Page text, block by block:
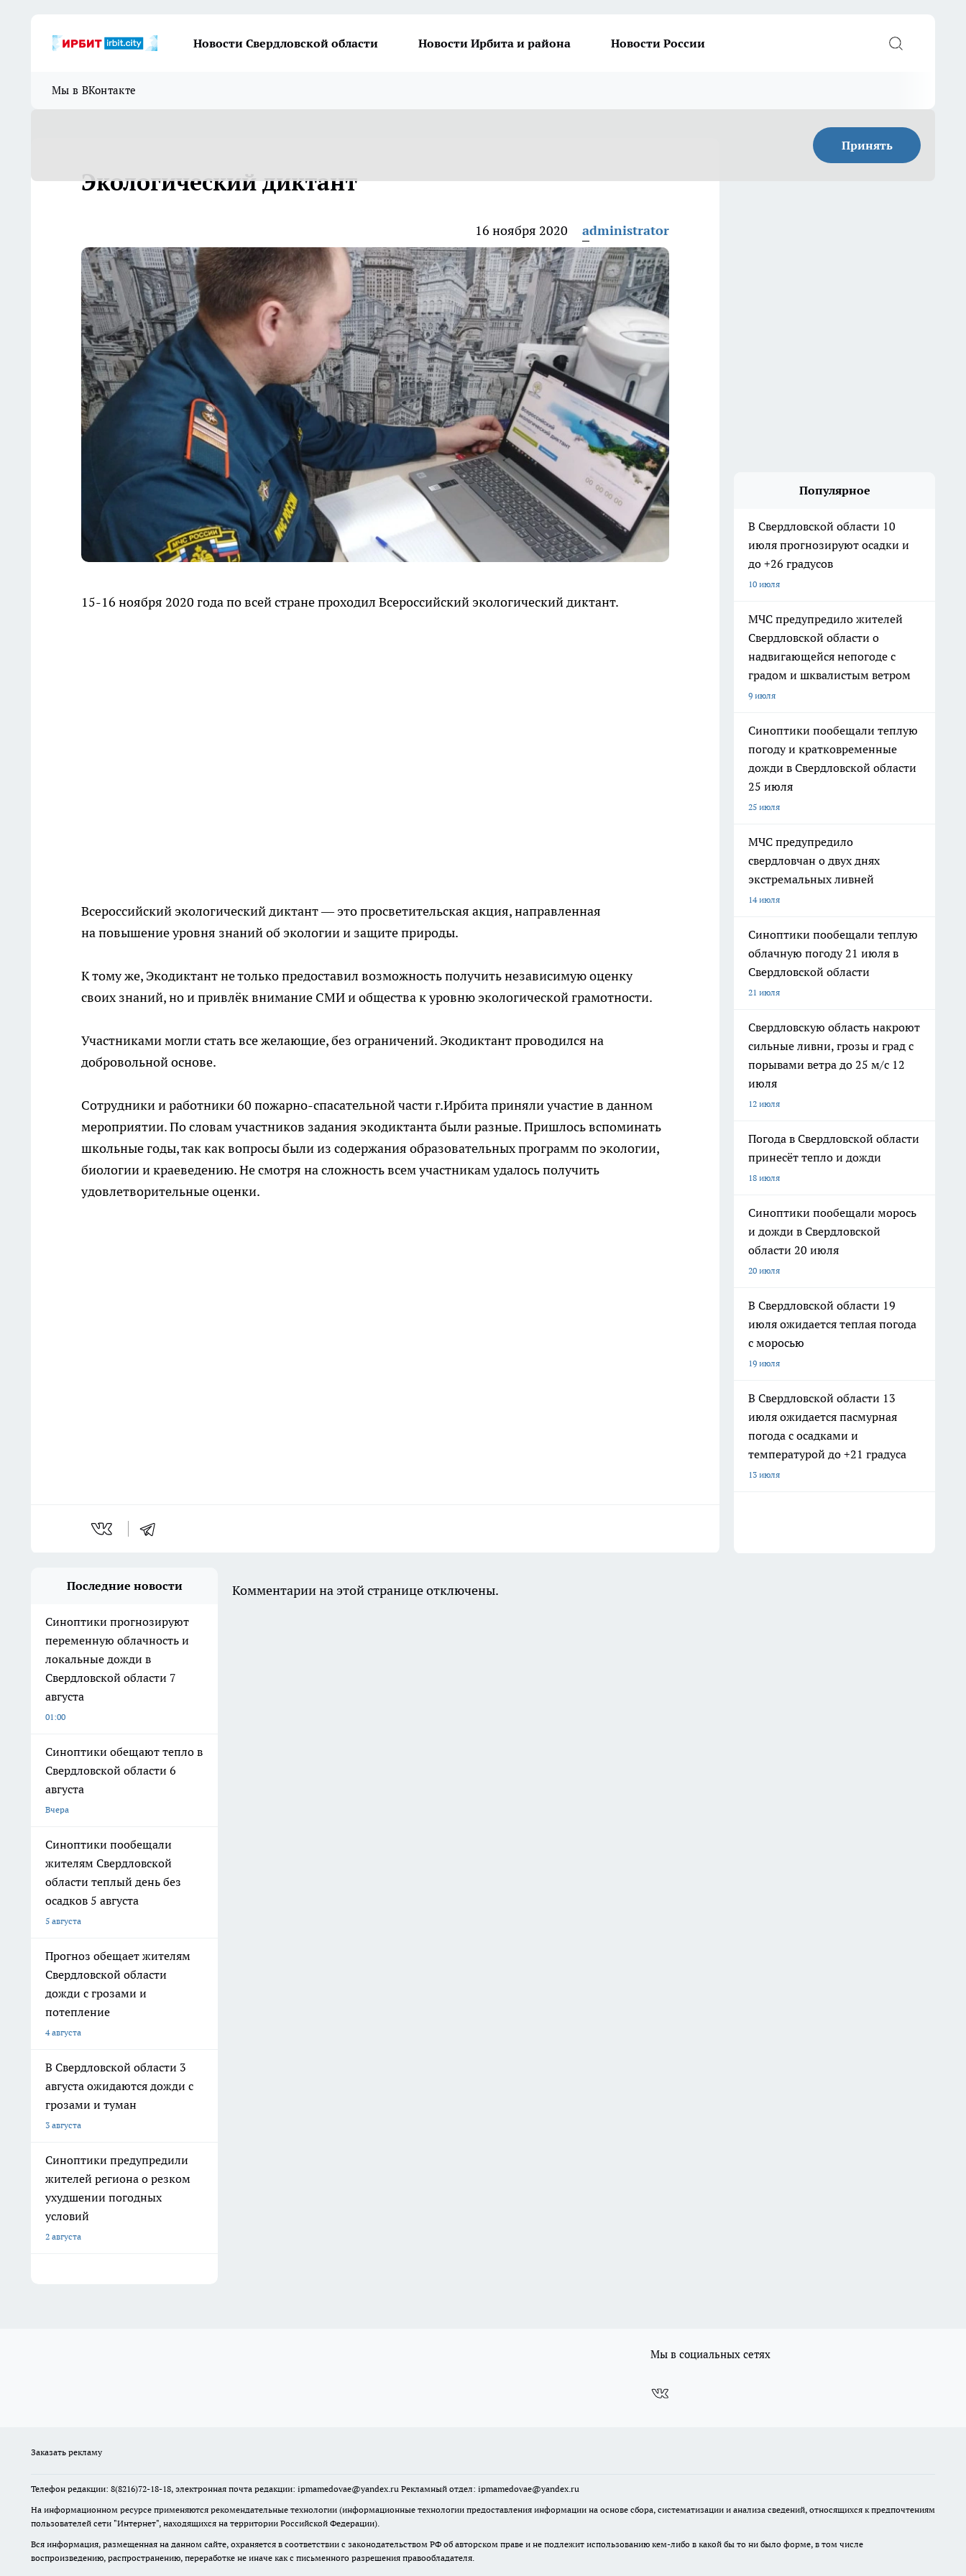
Новости Свердловской области Новости Ирбита и района Новости России
Мы в ВКонтакте
Принять
Экологический диктант
16 ноября 2020 administrator
15-16 ноября 2020 года по всей стране проходил Всероссийский экологический диктант.
Всероссийский экологический диктант — это просветительская акция, направленная
на повышение уровня знаний об экологии и защите природы.
К тому же, Экодиктант не только предоставил возможность получить независимую оценку
своих знаний, но и привлёк внимание СМИ и общества к уровню экологической грамотности.
Участниками могли стать все желающие, без ограничений. Экодиктант проводился на
добровольной основе.
Сотрудники и работники 60 пожарно-спасательной части г.Ирбита приняли участие в данном
мероприятии. По словам участников задания экодиктанта были разные. Пришлось вспоминать
школьные годы, так как вопросы были из содержания образовательных программ по экологии,
биологии и краеведению. Не смотря на сложность всем участникам удалось получить
удовлетворительные оценки.
Популярное
В Свердловской области 10
июля прогнозируют осадки и
до +26 градусов
10 июля
МЧС предупредило жителей
Свердловской области о
надвигающейся непогоде с
градом и шквалистым ветром
9 июля
Синоптики пообещали теплую
погоду и кратковременные
дожди в Свердловской области
25 июля
25 июля
МЧС предупредило
свердловчан о двух днях
экстремальных ливней
14 июля
Синоптики пообещали теплую
облачную погоду 21 июля в
Свердловской области
21 июля
Свердловскую область накроют
сильные ливни, грозы и град с
порывами ветра до 25 м/с 12
июля
12 июля
Погода в Свердловской области
принесёт тепло и дожди
18 июля
Синоптики пообещали морось
и дожди в Свердловской
области 20 июля
20 июля
В Свердловской области 19
июля ожидается теплая погода
с моросью
19 июля
В Свердловской области 13
июля ожидается пасмурная
погода с осадками и
температурой до +21 градуса
13 июля
Последние новости
Синоптики прогнозируют
переменную облачность и
локальные дожди в
Свердловской области 7
августа
01:00
Синоптики обещают тепло в
Свердловской области 6
августа
Вчера
Синоптики пообещали
жителям Свердловской
области теплый день без
осадков 5 августа
5 августа
Прогноз обещает жителям
Свердловской области
дожди с грозами и
потепление
4 августа
В Свердловской области 3
августа ожидаются дожди с
грозами и туман
3 августа
Синоптики предупредили
жителей региона о резком
ухудшении погодных
условий
2 августа
Комментарии на этой странице отключены.
Мы в социальных сетях
Заказать рекламу
Телефон редакции: 8(8216)72-18-18, электронная почта редакции: ipmamedovae@yandex.ru Рекламный отдел: ipmamedovae@yandex.ru
На информационном ресурсе применяются рекомендательные технологии (информационные технологии предоставления информации на основе сбора, систематизации и анализа сведений, относящихся к предпочтениям
пользователей сети "Интернет", находящихся на территории Российской Федерации).
Вся информация, размещенная на данном сайте, охраняется в соответствии с законодательством РФ об авторском праве и не подлежит использованию кем-либо в какой бы то ни было форме, в том числе
воспроизведению, распространению, переработке не иначе как с письменного разрешения правообладателя.